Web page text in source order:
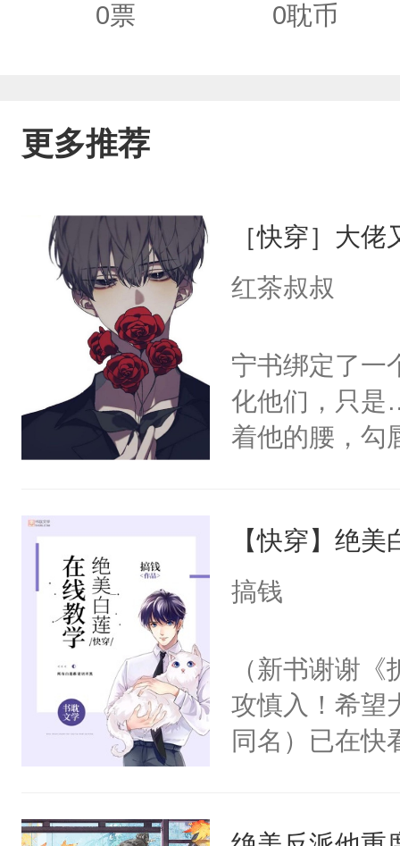
0票 0耽币
更多推荐
［快穿］大
红茶叔叔
宁书绑定了一
化他们，只是
着他的腰，勾
来，给老公
用力——为你
【快穿】绝
搞钱
（新书谢谢
攻慎入！希望
同名）已在快